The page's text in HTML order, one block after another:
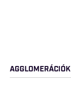
AGGLOMERÁCIÓK